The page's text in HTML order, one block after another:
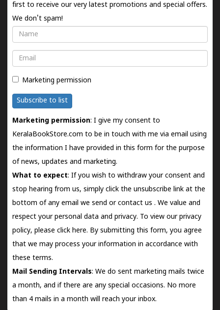
first to receive our very latest promotions and special offers.
We don't spam!
Name
Email
Marketing permission
Subscribe to list
Marketing permission: I give my consent to
KeralaBookStore.com to be in touch with me via email using
the information I have provided in this form for the purpose
of news, updates and marketing.
What to expect: If you wish to withdraw your consent and
stop hearing from us, simply click the unsubscribe link at the
bottom of any email we send orcontact us . We value and
respect your personal data and privacy. To view our privacy
policy, please click here. By submitting this form, you agree
that we may process your information in accordance with
these terms.
Mail Sending Intervals: We do sent marketing mails twice
a month, and if there are any special occasions. No more
than 4 mails in a month will reach your inbox.